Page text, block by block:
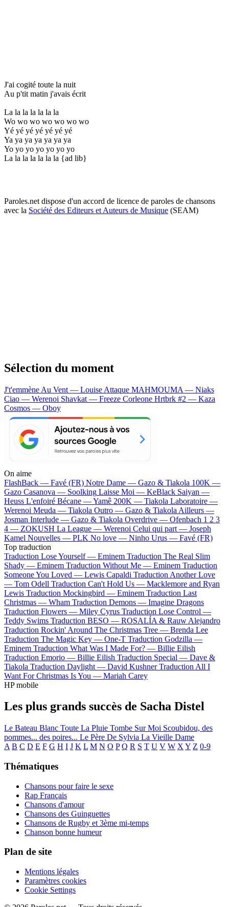
J'ai cogité toute la nuit
Au p'tit matin j'avais écrit
La la la la la la la
Wo wo wo wo wo wo wo
Yé yé yé yé yé yé yé
Ya ya ya ya ya ya ya
Yo yo yo yo yo yo yo
La la la la la la la {ad lib}
Paroles.net dispose d'un accord de licence de paroles de chansons
avec la Société des Editeurs et Auteurs de Musique (SEAM)
Sélection du moment
J't'emmène Au Vent — Louise Attaque MAHMOUMA — Niaks
Ciao — Werenoi Shavkat — Freeze Corleone Hrtbrk #2 — Kaza
Cosmos — Oboy
On aime
FlashBack — Favé (FR) Notre Dame — Gazo & Tiakola 100K —
Gazo Casanova — Soolking Laisse Moi — KeBlack Saiyan —
Heuss L'enfoiré Bécane —Yamê 200K — Tiakola Laboratoire —
Werenoi Meuda — Tiakola Outro — Gazo & Tiakola Ailleurs —
Josman Interlude — Gazo & Tiakola Overdrive — Ofenbach 1 2 3
4 — ZOKUSH La League — Werenoi Celui qui part — Joseph
Kamel Nouvelles — PLK No love — Ninho Urus — Favé (FR)
Top traduction
Traduction Lose Yourself — Eminem Traduction The Real Slim
Shady — Eminem Traduction Without Me — Eminem Traduction
Someone You Loved — Lewis Capaldi Traduction Another Love
— Tom Odell Traduction Can't Hold Us — Macklemore and Ryan
Lewis Traduction Mockingbird — Eminem Traduction Last
Christmas — Wham Traduction Demons — Imagine Dragons
Traduction Flowers — Miley Cyrus Traduction Lose Control —
Teddy Swims Traduction BESO — ROSALÍA & Rauw Alejandro
Traduction Rockin' Around The Christmas Tree — Brenda Lee
Traduction The Magic Key — One-T Traduction Godzilla —
Eminem Traduction What Was I Made For? — Billie Eilish
Traduction Emorio — Billie Eilish Traduction Special — Dave &
Tiakola Traduction Daylight — David Kushner Traduction All I
Want For Christmas Is You — Mariah Carey
HP mobile
Les plus grands succès de Sacha Distel
Le Bateau Blanc Toute La Pluie Tombe Sur Moi Scoubidou, des
pommes... des poires... Le Père De Sylvia La Vieille Dame
A B C D E F G H I J K L M N O P Q R S T U V W X Y Z 0-9
Thématiques
Chansons pour faire le sexe
Rap Français
Chansons d'amour
Chansons des Guinguettes
Chansons de Rugby et 3ème mi-temps
Chanson bonne humeur
Plan de site
Mentions légales
Paramètres cookies
Cookie Settings